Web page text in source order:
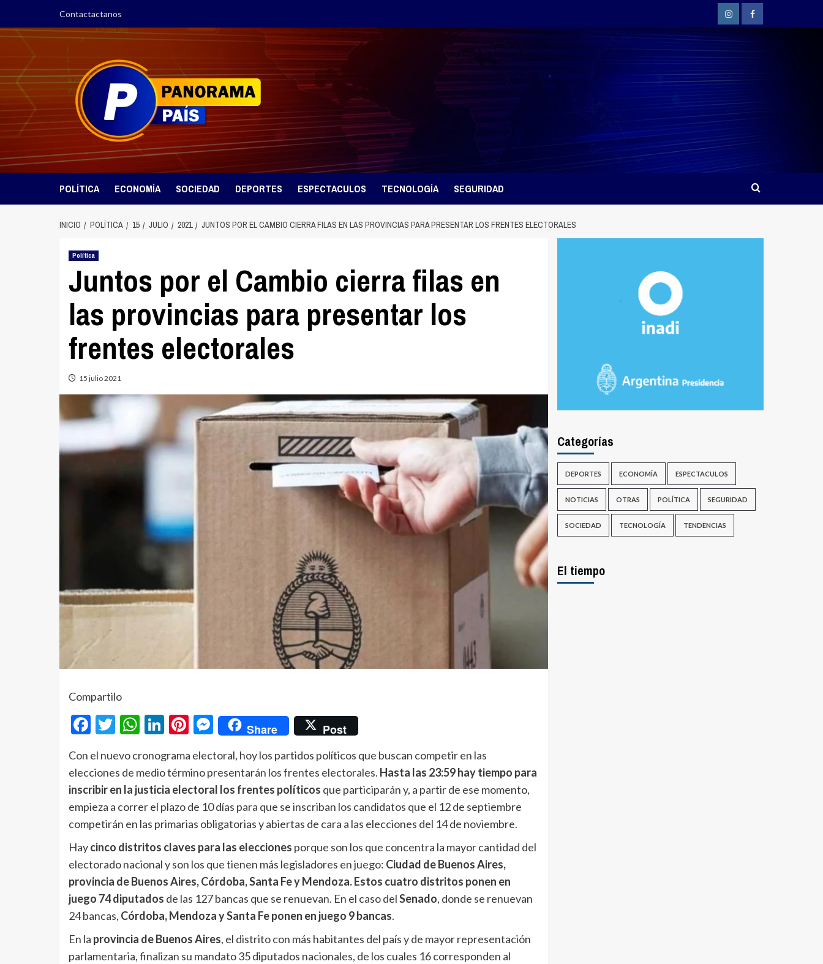
contenido
Contactactanos
InstagramFacebook
POLÍTICA ECONOMÍA SOCIEDAD DEPORTES ESPECTACULOS TECNOLOGÍA SEGURIDAD
INICIO POLÍTICA 15 JULIO 2021 JUNTOS POR EL CAMBIO CIERRA FILAS EN LAS PROVINCIAS PARA PRESENTAR LOS FRENTES ELECTORALES
Política
Juntos por el Cambio cierra filas en
las provincias para presentar los
frentes electorales
15 julio 2021
Compartilo
Facebook
Twitter
WhatsApp
LinkedIn
Pinterest
Messenger
Share Post
Con el nuevo cronograma electoral, hoy los partidos políticos que buscan competir en las
elecciones de medio término presentarán los frentes electorales. Hasta las 23:59 hay tiempo para
inscribir en la justicia electoral los frentes políticos que participarán y, a partir de ese momento,
empieza a correr el plazo de 10 días para que se inscriban los candidatos que el 12 de septiembre
competirán en las primarias obligatorias y abiertas de cara a las elecciones del 14 de noviembre.
Haycinco distritos claves para las elecciones porque son los que concentra la mayor cantidad del
electorado nacional y son los que tienen más legisladores en juego: Ciudad de Buenos Aires,
provincia de Buenos Aires, Córdoba, Santa Fe y Mendoza. Estos cuatro distritos ponen en
juego 74 diputados de las 127 bancas que se renuevan. En el caso delSenado, donde se renuevan
24 bancas, Córdoba, Mendoza y Santa Fe ponen en juego 9 bancas.
En la provincia de Buenos Aires, el distrito con más habitantes del país y de mayor representación
parlamentaria, finalizan su mandato 35 diputados nacionales, de los cuales 16 corresponden al
Categorías
DEPORTES ECONOMÍA ESPECTACULOS
NOTICIAS OTRAS POLÍTICA SEGURIDAD
SOCIEDAD TECNOLOGÍA TENDENCIAS
El tiempo